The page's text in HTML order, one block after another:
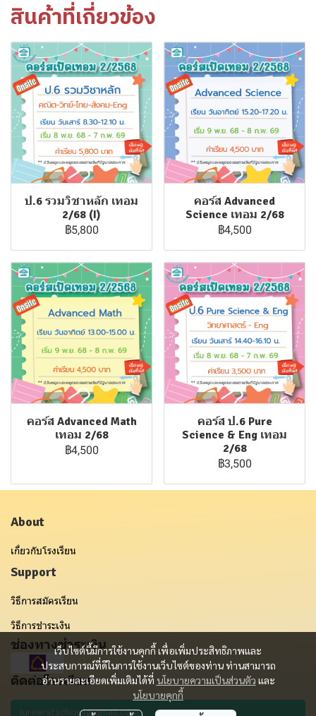
สินค้าที่เกี่ยวข้อง
ป.6 รวมวิชาหลัก เทอม
2/68 (I)
฿5,800
คอร์ส Advanced
Science เทอม 2/68
฿4,500
คอร์ส Advanced Math
เทอม 2/68
฿4,500
คอร์ส ป.6 Pure
Science & Eng เทอม
2/68
฿3,500
เว็บไซต์นี้มีการใช้งานคุกกี้ เพื่อเพิ่มประสิทธิภาพและ
ประสบการณ์ที่ดีในการใช้งานเว็บไซต์ของท่าน ท่านสามารถ
อ่านรายละเอียดเพิ่มเติมได้ที่ นโยบายความเป็นส่วนตัว และ
นโยบายคุกกี้
About
เกี่ยวกับโรงเรียน
Support
วิธีการสมัครเรียน
วิธีการชำระเงิน
ช่องทางชำระเงิน
ติดต่อโรงเรียน